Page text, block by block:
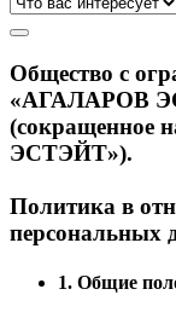
Общество с
«АГАЛАРОВ
(сокращенное
ЭСТЭЙТ»).
Политика в
персональных
1. Общие